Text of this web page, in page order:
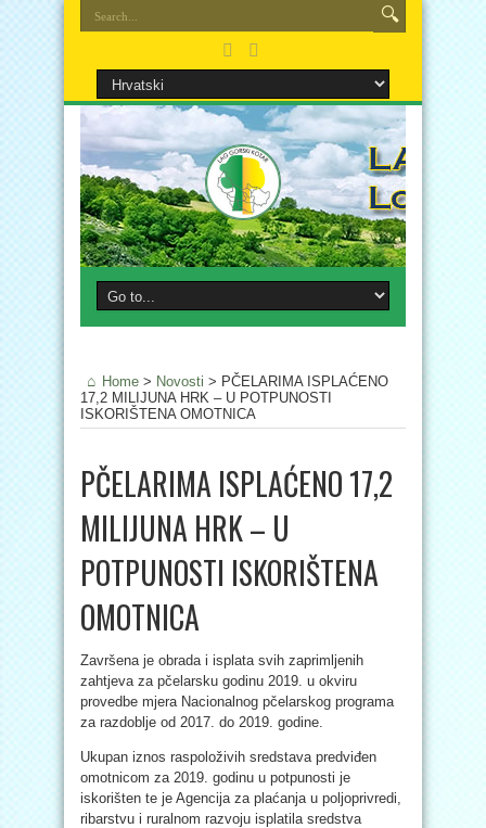
Home > Novosti > PČELARIMA ISPLAĆENO
17,2 MILIJUNA HRK – U POTPUNOSTI
ISKORIŠTENA OMOTNICA
PČELARIMA ISPLAĆENO 17,2
MILIJUNA HRK – U
POTPUNOSTI ISKORIŠTENA
OMOTNICA
Završena je obrada i isplata svih zaprimljenih
zahtjeva za pčelarsku godinu 2019. u okviru
provedbe mjera Nacionalnog pčelarskog programa
za razdoblje od 2017. do 2019. godine.
Ukupan iznos raspoloživih sredstava predviđen
omotnicom za 2019. godinu u potpunosti je
iskorišten te je Agencija za plaćanja u poljoprivredi,
ribarstvu i ruralnom razvoju isplatila sredstva